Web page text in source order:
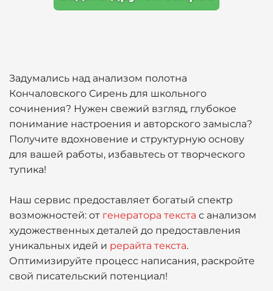
Задумались над анализом полотна
Кончаловского Сирень для школьного
сочинения? Нужен свежий взгляд, глубокое
понимание настроения и авторского замысла?
Получите вдохновение и структурную основу
для вашей работы, избавьтесь от творческого
тупика!
Наш сервис предоставляет богатый спектр
возможностей: от генератора текста с анализом
художественных деталей до предоставления
уникальных идей и рерайта текста.
Оптимизируйте процесс написания, раскройте
свой писательский потенциал!